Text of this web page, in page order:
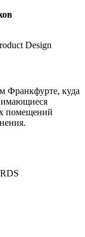
Design
Франкфурте, куда
помещений